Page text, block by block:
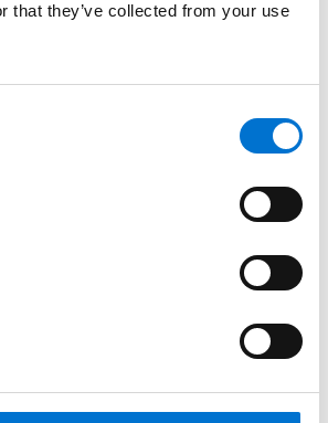
that they’ve collected from your use